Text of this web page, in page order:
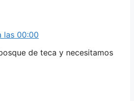
las 00:00
de teca y necesitamos